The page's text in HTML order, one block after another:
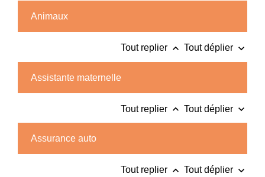
Animaux
Tout replier keyboard_arrow_up Tout déplier keyboard_arrow_down
Assistante maternelle
Tout replier keyboard_arrow_up Tout déplier keyboard_arrow_down
Assurance auto
Tout replier keyboard_arrow_up Tout déplier keyboard_arrow_down